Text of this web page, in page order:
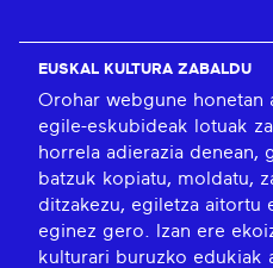
EUSKAL KULTURA ZABALDU
Orohar webgune honetan
egile-eskubideak lotuak
horrela adierazia denean,
batzuk kopiatu, moldatu,
ditzakezu, egiletza aitortu
eginez gero. Izan ere
kulturari buruzko edukiak